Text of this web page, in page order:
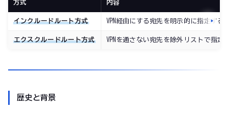
方式 内容
インクルードルート方式 VPN経由にする宛先を明示的に指定する
エクスクルードルート方式 VPNを通さない宛先を除外リストで指定
歴史と背景